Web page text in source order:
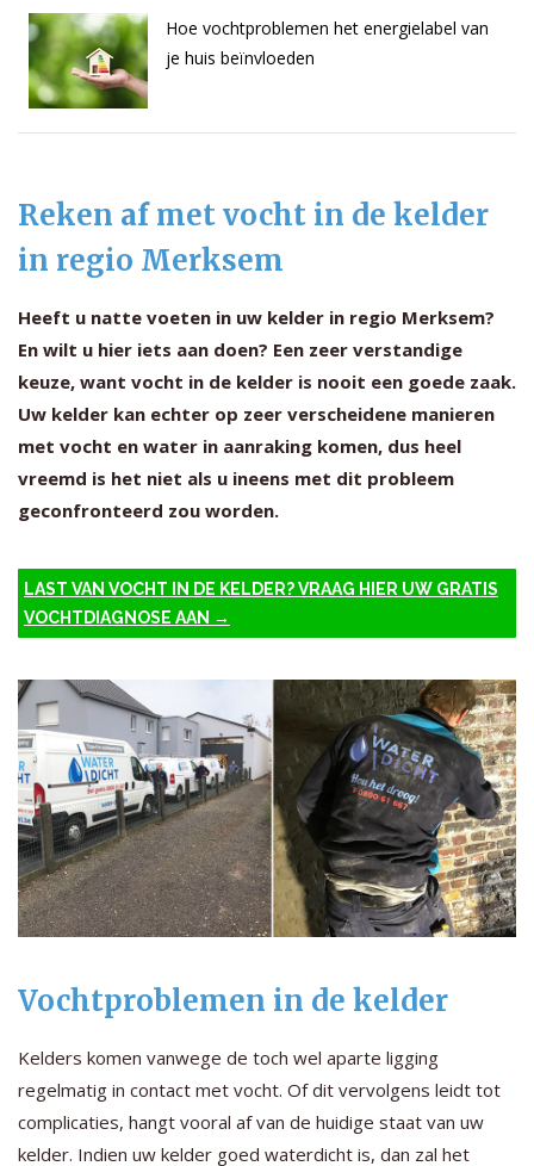
Hoe vochtproblemen het energielabel van
je huis beïnvloeden
Reken af met vocht in de kelder
in regio Merksem
Heeft u natte voeten in uw kelder in regio Merksem?
En wilt u hier iets aan doen? Een zeer verstandige
keuze, want vocht in de kelder is nooit een goede zaak.
Uw kelder kan echter op zeer verscheidene manieren
met vocht en water in aanraking komen, dus heel
vreemd is het niet als u ineens met dit probleem
geconfronteerd zou worden.
LAST VAN VOCHT IN DE KELDER? VRAAG HIER UW GRATIS
VOCHTDIAGNOSE AAN →
Vochtproblemen in de kelder
Kelders komen vanwege de toch wel aparte ligging
regelmatig in contact met vocht. Of dit vervolgens leidt tot
complicaties, hangt vooral af van de huidige staat van uw
kelder. Indien uw kelder goed waterdicht is, dan zal het